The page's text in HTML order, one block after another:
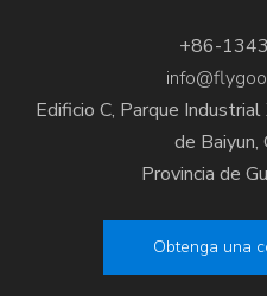
+86-
Edificio C, Parque
de Baiyun,
Provincia de
Obtenga una